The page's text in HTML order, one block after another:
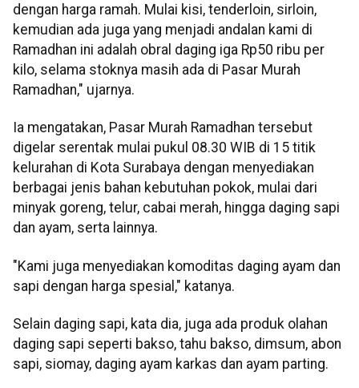
dengan harga ramah. Mulai kisi, tenderloin, sirloin,
kemudian ada juga yang menjadi andalan kami di
Ramadhan ini adalah obral daging iga Rp50 ribu per
kilo, selama stoknya masih ada di Pasar Murah
Ramadhan," ujarnya.
Ia mengatakan, Pasar Murah Ramadhan tersebut
digelar serentak mulai pukul 08.30 WIB di 15 titik
kelurahan di Kota Surabaya dengan menyediakan
berbagai jenis bahan kebutuhan pokok, mulai dari
minyak goreng, telur, cabai merah, hingga daging sapi
dan ayam, serta lainnya.
"Kami juga menyediakan komoditas daging ayam dan
sapi dengan harga spesial," katanya.
Selain daging sapi, kata dia, juga ada produk olahan
daging sapi seperti bakso, tahu bakso, dimsum, abon
sapi, siomay, daging ayam karkas dan ayam parting.